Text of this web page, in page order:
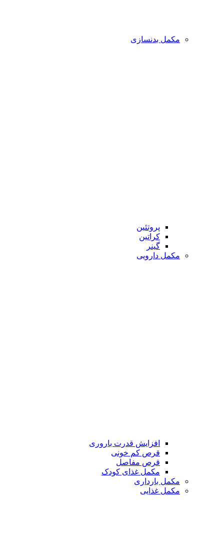
مکمل بدنسازی
پروتئین
کراتین
گینر
مکمل دارویی
افزایش قدرت باروری
قرص کم خونی
قرص مفاصل
مکمل غذای کودک
مکمل بارداری
مکمل غذایی